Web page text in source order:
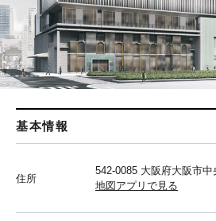
基本情報
住所
542-0085 大阪府大阪市
地図アプリで見る